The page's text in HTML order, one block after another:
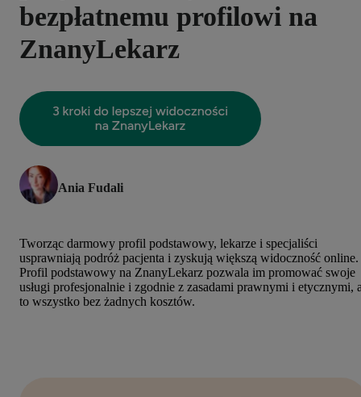
bezpłatnemu profilowi na
ZnanyLekarz
Ania Fudali
Tworząc darmowy profil podstawowy, lekarze i specjaliści
usprawniają podróż pacjenta i zyskują większą widoczność online.
Profil podstawowy na ZnanyLekarz pozwala im promować swoje
usługi profesjonalnie i zgodnie z zasadami prawnymi i etycznymi,
to wszystko bez żadnych kosztów.